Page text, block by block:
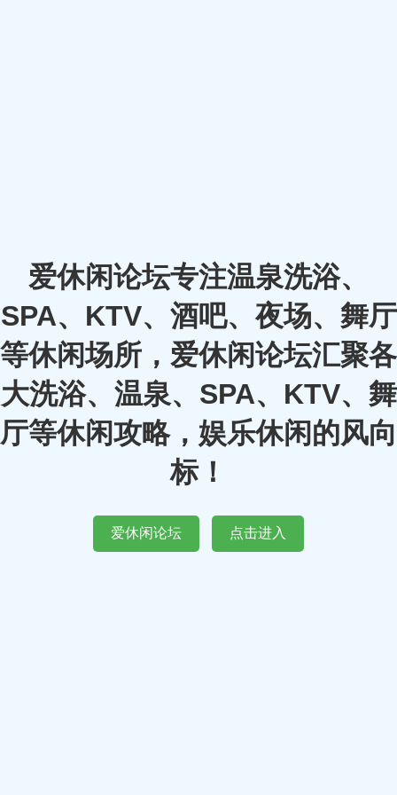
爱休闲论坛专注温泉洗浴、
SPA、KTV、酒吧、夜场、舞厅
等休闲场所，爱休闲论坛汇聚各
大洗浴、温泉、SPA、KTV、舞
厅等休闲攻略，娱乐休闲的风向
标！
爱休闲论坛 点击进入